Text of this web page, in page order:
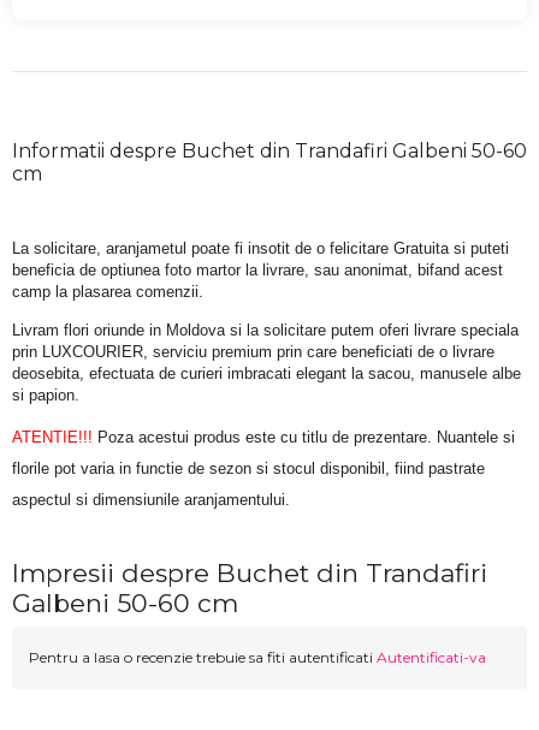
Informatii despre Buchet din Trandafiri Galbeni 50-60
cm
La solicitare, aranjametul poate fi insotit de o felicitare Gratuita si puteti
beneficia de optiunea foto martor la livrare, sau anonimat, bifand acest
camp la plasarea comenzii.
Livram flori oriunde in Moldova si la solicitare putem oferi livrare speciala
prin LUXCOURIER, serviciu premium prin care beneficiati de o livrare
deosebita, efectuata de curieri imbracati elegant la sacou, manusele albe
si papion.
ATENTIE!!! Poza acestui produs este cu titlu de prezentare. Nuantele si
florile pot varia in functie de sezon si stocul disponibil, fiind pastrate
aspectul si dimensiunile aranjamentului.
Impresii despre Buchet din Trandafiri
Galbeni 50-60 cm
Pentru a lasa o recenzie trebuie sa fiti autentificati Autentificati-va